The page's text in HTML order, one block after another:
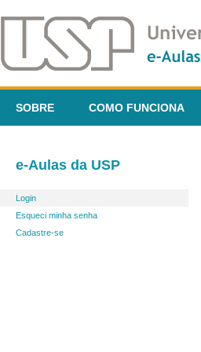
SOBRE COMO FUNCIONA
e-Aulas da USP
Login
Esqueci minha senha
Cadastre-se